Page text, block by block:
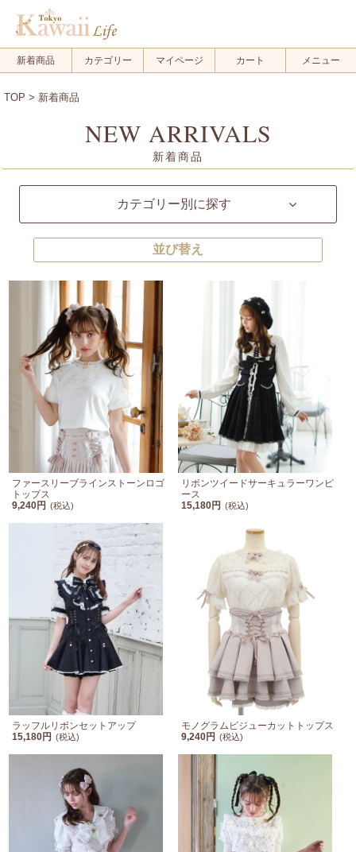
新着商品 カテゴリー マイページ カート メニュー
TOP > 新着商品
NEW ARRIVALS
新着商品
カテゴリー別に探す
並び替え
ファースリーブラインストーンロゴ
トップス
9,240円
(税込)
リボンツイードサーキュラーワンピ
ース
15,180円 (税込)
ラッフルリボンセットアップ
15,180円
(税込)
モノグラムビジューカットトップス
9,240円 (税込)